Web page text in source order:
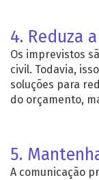
4. Reduza
Os imprevistos
civil. Todavia,
soluções para
do orçamento,
5.
A comunicação